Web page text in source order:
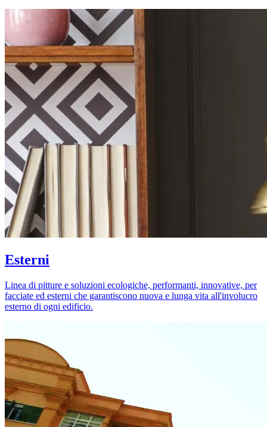
Esterni
Linea di pitture e soluzioni ecologiche, performanti, innovative, per
facciate ed esterni che garantiscono nuova e lunga vita all'involucro
esterno di ogni edificio.